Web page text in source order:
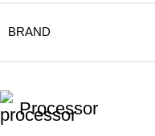
BRAND
Processor